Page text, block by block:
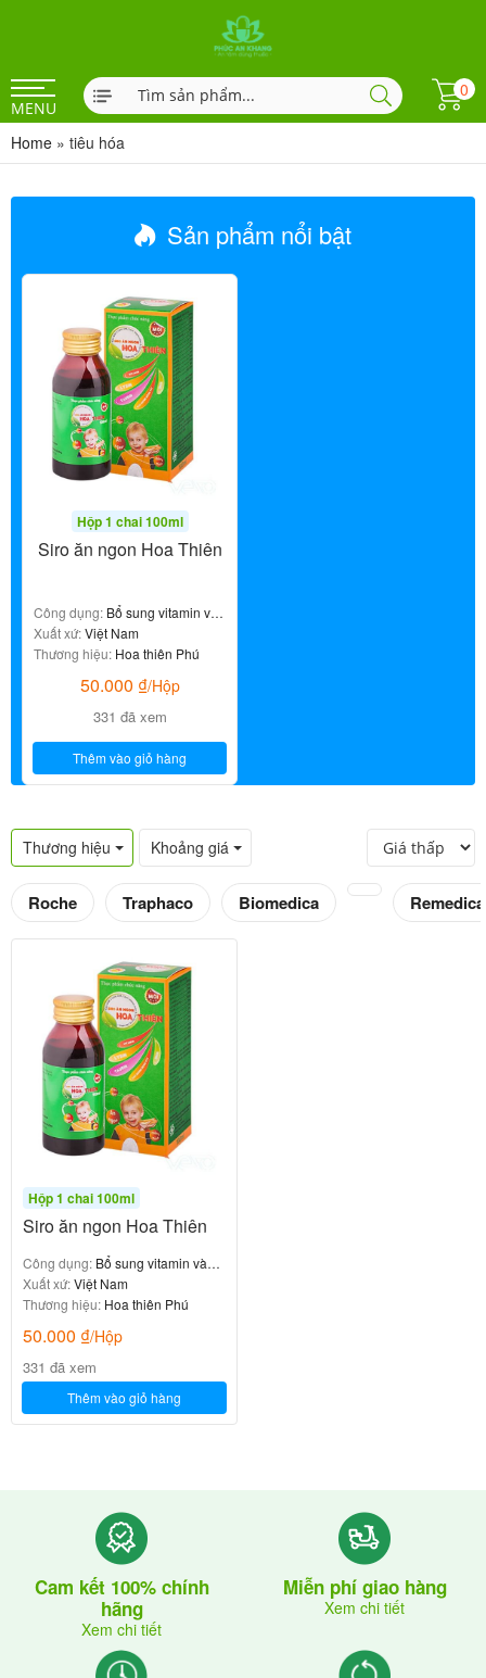
MENU
0
Home » tiêu hóa
Sản phẩm nổi bật
Hộp 1 chai 100ml
Siro ăn ngon Hoa Thiên
Công dụng: Bổ sung vitamin và
tăng cường đề kháng, hỗ trợ kích
thích tiêu hóa & ăn ngon
Xuất xứ:Việt Nam
Thương hiệu: Hoa thiên Phú
50.000 ₫/Hộp
331 đã xem
Thêm vào giỏ hàng
Thương hiệu Khoảng giá
Roche Traphaco Biomedica Remedica
Hộp 1 chai 100ml
Siro ăn ngon Hoa Thiên
Công dụng: Bổ sung vitamin và
tăng cường đề kháng, hỗ trợ kích
thích tiêu hóa & ăn ngon
Xuất xứ:Việt Nam
Thương hiệu: Hoa thiên Phú
50.000 ₫/Hộp
331 đã xem
Thêm vào giỏ hàng
Cam kết 100% chính
hãng
Xem chi tiết
Miễn phí giao hàng
Xem chi tiết